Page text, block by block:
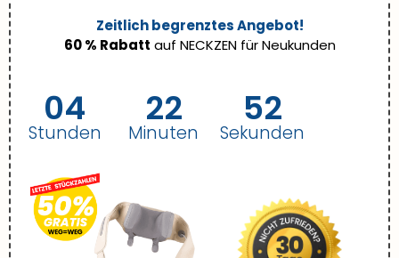
Zeitlich begrenztes Angebot!
60 % Rabatt auf NECKZEN für Neukunden
04
Stunden
22
Minuten
50
Sekunden